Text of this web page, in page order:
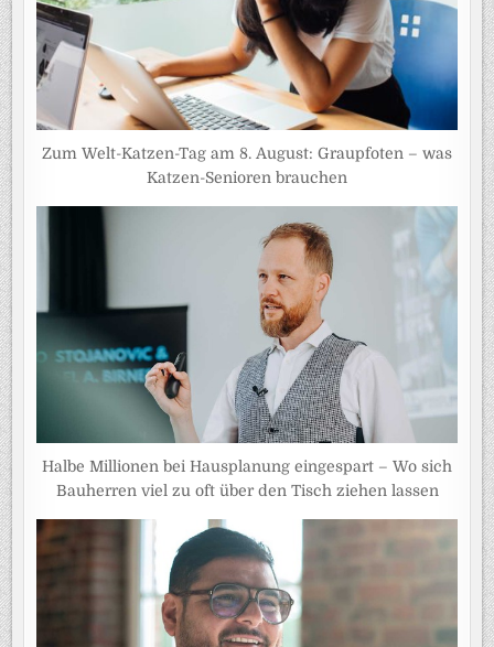
Zum Welt-Katzen-Tag am 8. August: Graupfoten – was
Katzen-Senioren brauchen
Halbe Millionen bei Hausplanung eingespart – Wo sich
Bauherren viel zu oft über den Tisch ziehen lassen